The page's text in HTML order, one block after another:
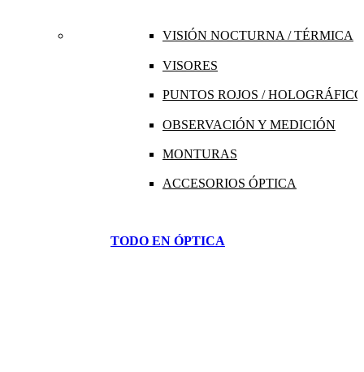
VISIÓN NOCTURNA / TÉRMICA
VISORES
PUNTOS ROJOS /
OBSERVACIÓN Y MEDICIÓN
MONTURAS
ACCESORIOS ÓPTICA
TODO EN ÓPTICA